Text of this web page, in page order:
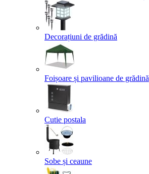
Decorațiuni de grădină
Foișoare și pavilioane de grădină
Cutie postala
Sobe și ceaune